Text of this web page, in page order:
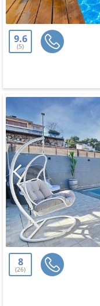
9.6
5
8
26